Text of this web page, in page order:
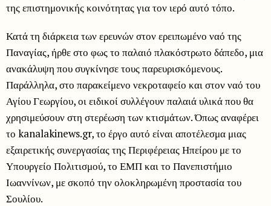
της επιστημονικής κοινότητας για τον ιερό αυτό τόπο.
Κατά τη διάρκεια των ερευνών στον ερειπωμένο ναό της
Παναγίας, ήρθε στο φως το παλαιό πλακόστρωτο δάπεδο, μια
ανακάλυψη που συγκίνησε τους παρευρισκόμενους.
Παράλληλα, στο παρακείμενο νεκροταφείο και στον ναό του
Αγίου Γεωργίου, οι ειδικοί συλλέγουν παλαιά υλικά που θα
χρησιμεύσουν στη στερέωση των κτισμάτων. Όπως αναφέρει
το kanalakinews.gr, το έργο αυτό είναι αποτέλεσμα μιας
εξαιρετικής συνεργασίας της Περιφέρειας Ηπείρου με το
Υπουργείο Πολιτισμού, το ΕΜΠ και το Πανεπιστήμιο
Ιωαννίνων, με σκοπό την ολοκληρωμένη προστασία του
Σουλίου.